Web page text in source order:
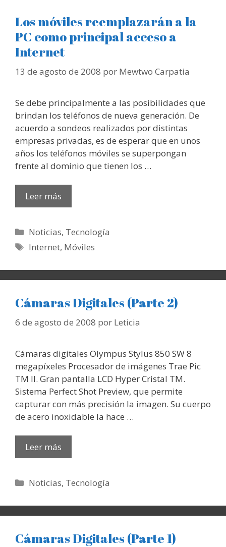
Los móviles reemplazarán a la
PC como principal acceso a
Internet
13 de agosto de 2008 por Mewtwo Carpatia
Se debe principalmente a las posibilidades que
brindan los teléfonos de nueva generación. De
acuerdo a sondeos realizados por distintas
empresas privadas, es de esperar que en unos
años los teléfonos móviles se superpongan
frente al dominio que tienen los …
Leer más
Categorías
Noticias, Tecnología
Etiquetas
Internet, Móviles
Cámaras Digitales (Parte 2)
6 de agosto de 2008 por Leticia
Cámaras digitales Olympus Stylus 850 SW 8
megapíxeles Procesador de imágenes Trae Pic
TM II. Gran pantalla LCD Hyper Cristal TM.
Sistema Perfect Shot Preview, que permite
capturar con más precisión la imagen. Su cuerpo
de acero inoxidable la hace …
Leer más
Categorías
Noticias, Tecnología
Cámaras Digitales (Parte 1)